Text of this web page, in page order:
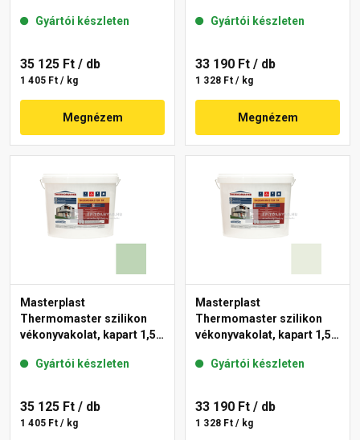
Gyártói készleten
35 125 Ft / db
1 405 Ft / kg
Megnézem
Gyártói készleten
33 190 Ft / db
1 328 Ft / kg
Megnézem
Masterplast
Thermomaster szilikon
vékonyvakolat, kapart 1,5
Gyártói készleten
35 125 Ft / db
1 405 Ft / kg
Masterplast
Thermomaster szilikon
vékonyvakolat, kapart 1,5
Gyártói készleten
33 190 Ft / db
1 328 Ft / kg